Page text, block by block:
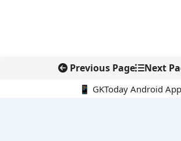
Previous Page Next
📱 GKToday Android App